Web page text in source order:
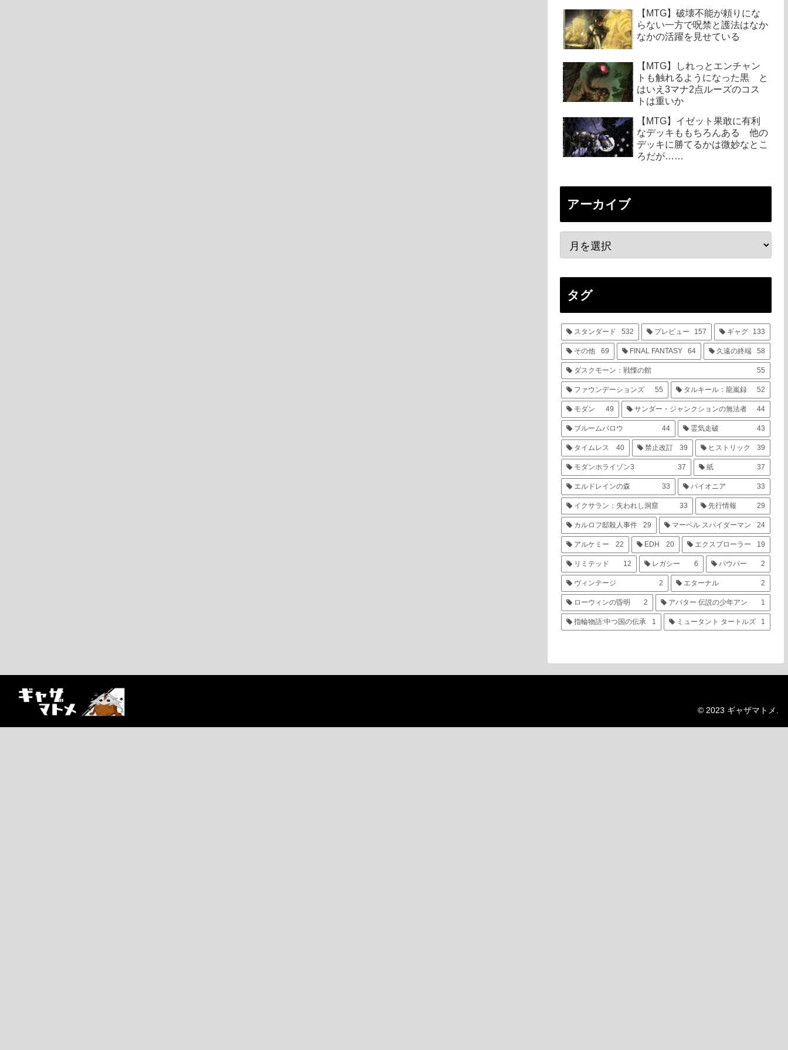
【MTG】破壊不能が頼りにな
らない一方で呪禁と護法はなか
なかの活躍を見せている
【MTG】しれっとエンチャン
トも触れるようになった黒 と
はいえ3マナ2点ルーズのコス
トは重いか
【MTG】イゼット果敢に有利
なデッキももちろんある 他の
デッキに勝てるかは微妙なとこ
ろだが……
アーカイブ
タグ
スタンダード 532 プレビュー 157 ギャグ 133
その他 69 FINAL FANTASY 64 久遠の終端 58
ダスクモーン：戦慄の館 55
ファウンデーションズ 55 タルキール：龍嵐録 52
モダン 49 サンダー・ジャンクションの無法者 44
ブルームバロウ 44 霊気走破 43
タイムレス 40 禁止改訂 39 ヒストリック 39
モダンホライゾン3 37 紙 37
エルドレインの森 33 パイオニア 33
イクサラン：失われし洞窟 33 先行情報 29
カルロフ邸殺人事件 29 マーベル スパイダーマン 24
アルケミー 22 EDH 20 エクスプローラー 19
リミテッド 12 レガシー 6 パウパー 2
ヴィンテージ 2 エターナル 2
ローウィンの昏明 2 アバター 伝説の少年アン 1
指輪物語:中つ国の伝承 1 ミュータント タートルズ 1
© 2023 ギャザマトメ.